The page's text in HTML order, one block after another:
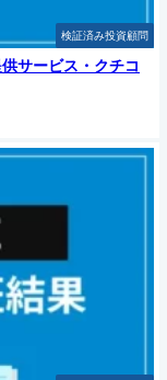
検証済み投資顧問
サービス・クチコ